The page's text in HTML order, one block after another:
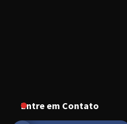
Entre em Contato
“Vem pra
evento